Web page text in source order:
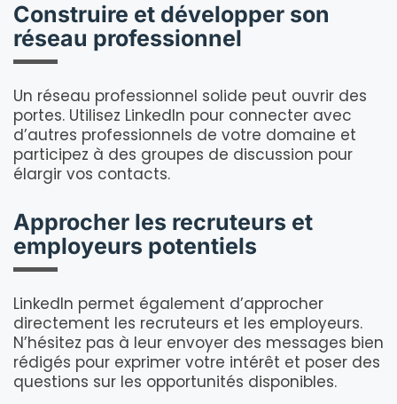
Construire et développer son
réseau professionnel
Un réseau professionnel solide peut ouvrir des
portes. Utilisez LinkedIn pour connecter avec
d’autres professionnels de votre domaine et
participez à des groupes de discussion pour
élargir vos contacts.
Approcher les recruteurs et
employeurs potentiels
LinkedIn permet également d’approcher
directement les recruteurs et les employeurs.
N’hésitez pas à leur envoyer des messages bien
rédigés pour exprimer votre intérêt et poser des
questions sur les opportunités disponibles.